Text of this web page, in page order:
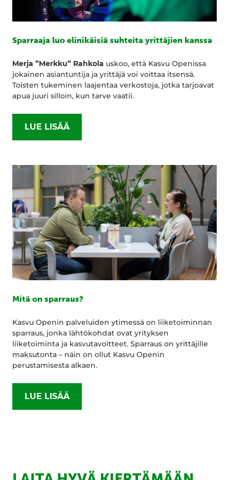
Sparraaja luo elinikäisiä suhteita yrittäjien kanssa
Merja ”Merkku” Rahkola uskoo, että Kasvu Openissa
jokainen asiantuntija ja yrittäjä voi voittaa itsensä.
Toisten tukeminen laajentaa verkostoja, jotka tarjoavat
apua juuri silloin, kun tarve vaatii.
LUE LISÄÄ
Mitä on sparraus?
Kasvu Openin palveluiden ytimessä on liiketoiminnan
sparraus, jonka lähtökohdat ovat yrityksen
liiketoiminta ja kasvutavoitteet. Sparraus on yrittäjille
maksutonta – näin on ollut Kasvu Openin
perustamisesta alkaen.
LUE LISÄÄ